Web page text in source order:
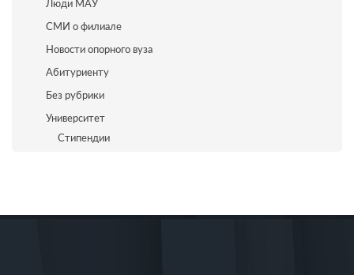
Люди МАУ
СМИ о филиале
Новости опорного вуза
Абитуриенту
Без рубрики
Университет
Стипендии